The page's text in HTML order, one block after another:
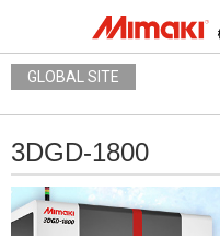
GLOBAL SITE
3DGD-1800